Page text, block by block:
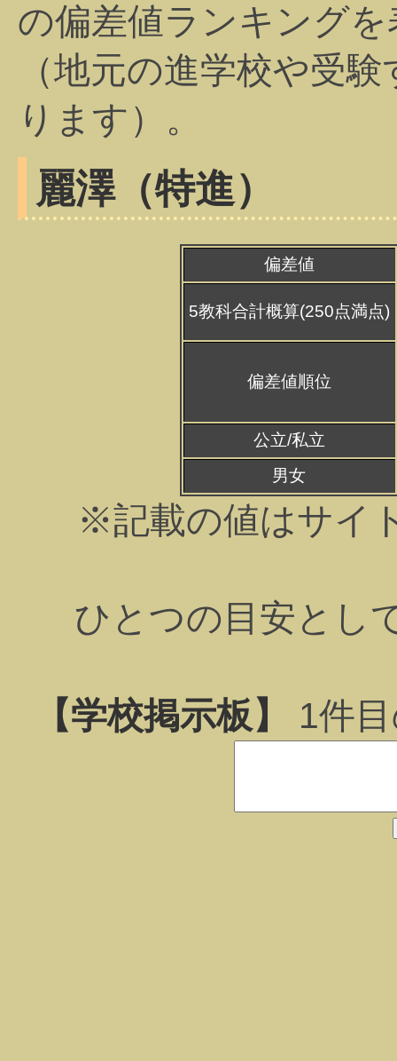
の偏差値ランキング
（地元の進学校や受
ります）。
麗澤（特進）
偏差値
5教科合計概算(250点満点)
偏差値順位
公立/私立
男女
※記載の値はサイ
ひとつの目安とし
【学校掲示板】 1件